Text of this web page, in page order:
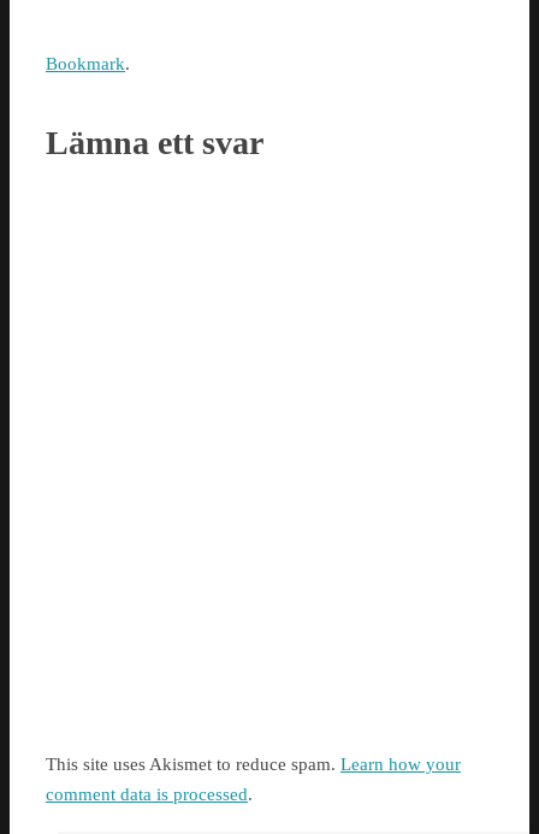
Bookmark.
Lämna ett svar
This site uses Akismet to reduce spam. Learn how your
comment data is processed.